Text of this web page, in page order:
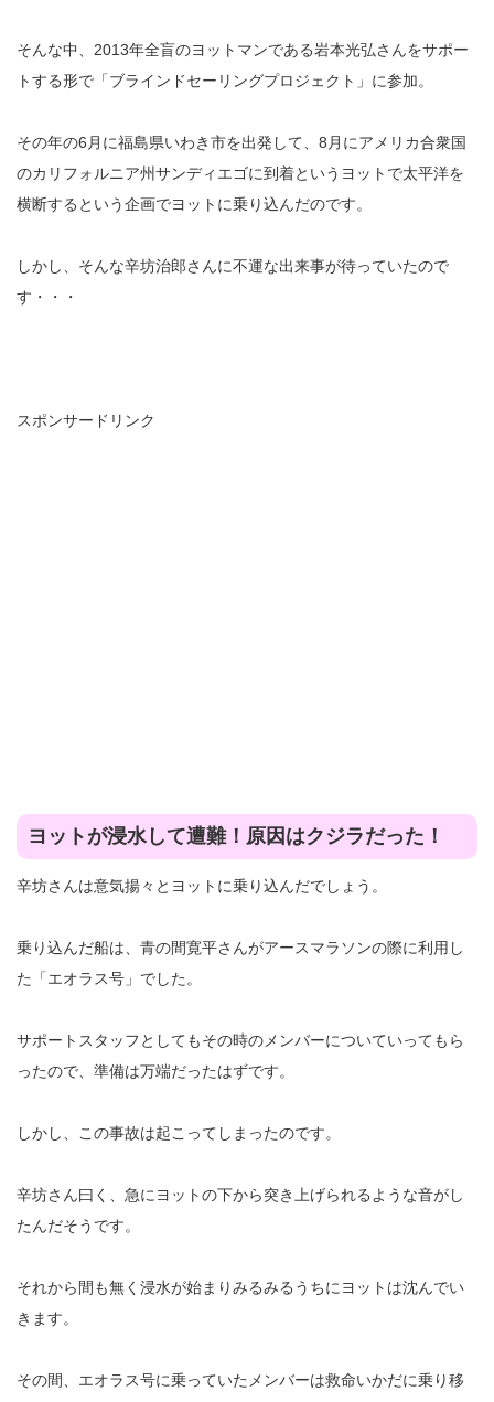
そんな中、2013年全盲のヨットマンである岩本光弘さんをサポー
トする形で「ブラインドセーリングプロジェクト」に参加。
その年の6月に福島県いわき市を出発して、8月にアメリカ合衆国
のカリフォルニア州サンディエゴに到着というヨットで太平洋を
横断するという企画でヨットに乗り込んだのです。
しかし、そんな辛坊治郎さんに不運な出来事が待っていたので
す・・・
スポンサードリンク
ヨットが浸水して遭難！原因はクジラだった！
辛坊さんは意気揚々とヨットに乗り込んだでしょう。
乗り込んだ船は、青の間寛平さんがアースマラソンの際に利用し
た「エオラス号」でした。
サポートスタッフとしてもその時のメンバーについていってもら
ったので、準備は万端だったはずです。
しかし、この事故は起こってしまったのです。
辛坊さん曰く、急にヨットの下から突き上げられるような音がし
たんだそうです。
それから間も無く浸水が始まりみるみるうちにヨットは沈んでい
きます。
その間、エオラス号に乗っていたメンバーは救命いかだに乗り移